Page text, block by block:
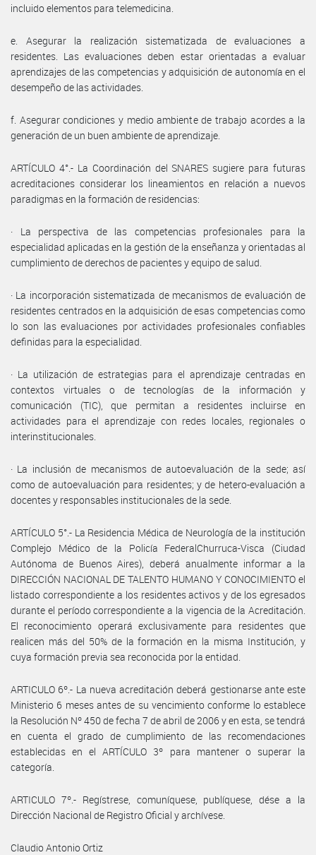
incluido elementos para telemedicina.
e. Asegurar la realización sistematizada de evaluaciones a
residentes. Las evaluaciones deben estar orientadas a evaluar
aprendizajes de las competencias y adquisición de autonomía en el
desempeño de las actividades.
f. Asegurar condiciones y medio ambiente de trabajo acordes a la
generación de un buen ambiente de aprendizaje.
ARTÍCULO 4°.- La Coordinación del SNARES sugiere para futuras
acreditaciones considerar los lineamientos en relación a nuevos
paradigmas en la formación de residencias:
· La perspectiva de las competencias profesionales para la
especialidad aplicadas en la gestión de la enseñanza y orientadas al
cumplimiento de derechos de pacientes y equipo de salud.
· La incorporación sistematizada de mecanismos de evaluación de
residentes centrados en la adquisición de esas competencias como
lo son las evaluaciones por actividades profesionales confiables
definidas para la especialidad.
· La utilización de estrategias para el aprendizaje centradas en
contextos virtuales o de tecnologías de la información y
comunicación (TIC), que permitan a residentes incluirse en
actividades para el aprendizaje con redes locales, regionales o
interinstitucionales.
· La inclusión de mecanismos de autoevaluación de la sede; así
como de autoevaluación para residentes; y de hetero-evaluación a
docentes y responsables institucionales de la sede.
ARTÍCULO 5°.- La Residencia Médica de Neurología de la institución
Complejo Médico de la Policía FederalChurruca-Visca (Ciudad
Autónoma de Buenos Aires), deberá anualmente informar a la
DIRECCIÓN NACIONAL DE TALENTO HUMANO Y CONOCIMIENTO el
listado correspondiente a los residentes activos y de los egresados
durante el período correspondiente a la vigencia de la Acreditación.
El reconocimiento operará exclusivamente para residentes que
realicen más del 50% de la formación en la misma Institución, y
cuya formación previa sea reconocida por la entidad.
ARTICULO 6º.- La nueva acreditación deberá gestionarse ante este
Ministerio 6 meses antes de su vencimiento conforme lo establece
la Resolución Nº 450 de fecha 7 de abril de 2006 y en esta, se tendrá
en cuenta el grado de cumplimiento de las recomendaciones
establecidas en el ARTÍCULO 3º para mantener o superar la
categoría.
ARTICULO 7º.- Regístrese, comuníquese, publíquese, dése a la
Dirección Nacional de Registro Oficial y archívese.
Claudio Antonio Ortiz